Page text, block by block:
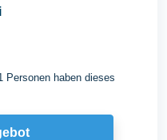
Personen haben dieses